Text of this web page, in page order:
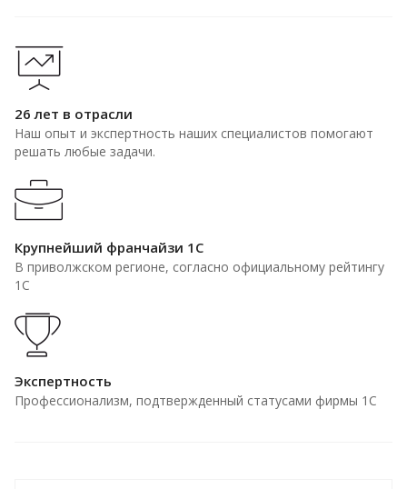
26 лет в отрасли
Наш опыт и экспертность наших специалистов помогают
решать любые задачи.
Крупнейший франчайзи 1С
В приволжском регионе, согласно официальному рейтингу
1С
Экспертность
Профессионализм, подтвержденный статусами фирмы 1С